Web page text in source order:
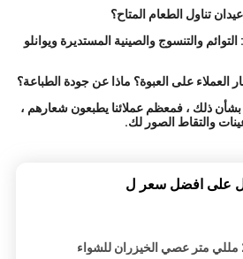
والتنسوج والصينية المستديرة ويوانلو
بشأن ذلك ، فمعظم عملائنا يطبعون شعارهم ،
والتقاط الصور لك.
على افضل سعر ل